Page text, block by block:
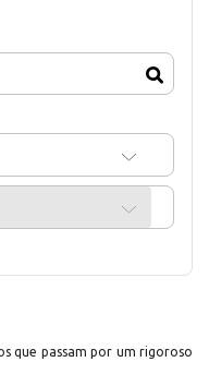
que passam por um rigoroso